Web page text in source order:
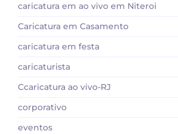
caricatura em ao vivo em Niteroi
Caricatura em Casamento
caricatura em festa
caricaturista
Ccaricatura ao vivo-RJ
corporativo
eventos